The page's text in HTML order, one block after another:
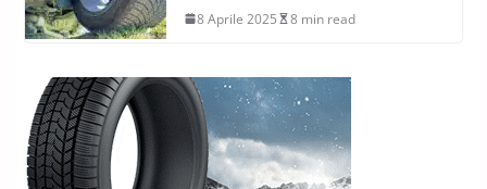
8 Aprile 2025 8 min read